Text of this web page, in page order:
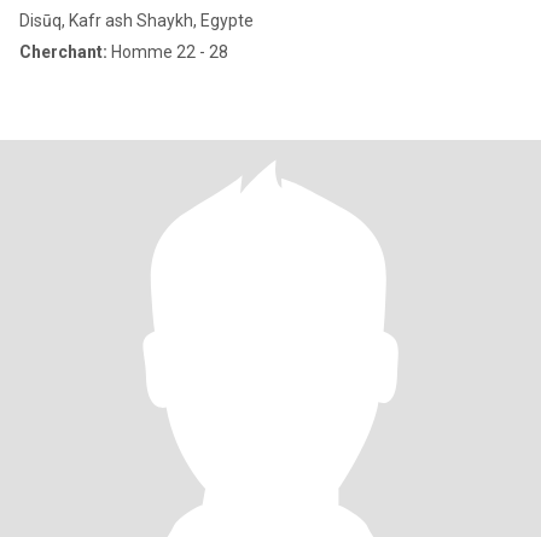
Disūq, Kafr ash Shaykh, Egypte
Cherchant: Homme 22 - 28